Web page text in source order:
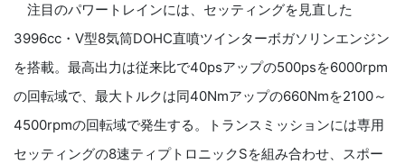
注目のパワートレインには、セッティングを見直した
3996cc・V型8気筒DOHC直噴ツインターボガソリンエンジン
を搭載。最高出力は従来比で40psアップの500psを6000rpm
の回転域で、最大トルクは同40Nmアップの660Nmを2100～
4500rpmの回転域で発生する。トランスミッションには専用
セッティングの8速ティプトロニックSを組み合わせ、スポー